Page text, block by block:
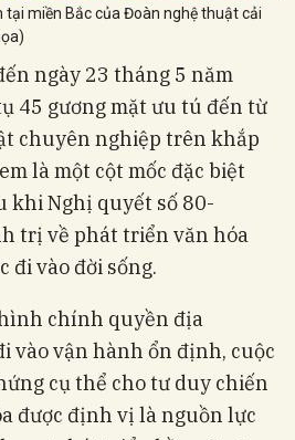
tại miền Bắc của Đoàn nghệ thuật cải
ngày 23 tháng 5 năm
45 gương mặt ưu tú đến từ
chuyên nghiệp trên khắp
là một cột mốc đặc biệt
khi Nghị quyết số 80-
trị về phát triển văn hóa
đi vào đời sống.
chính quyền địa
vào vận hành ổn định, cuộc
cụ thể cho tư duy chiến
được định vị là nguồn lực